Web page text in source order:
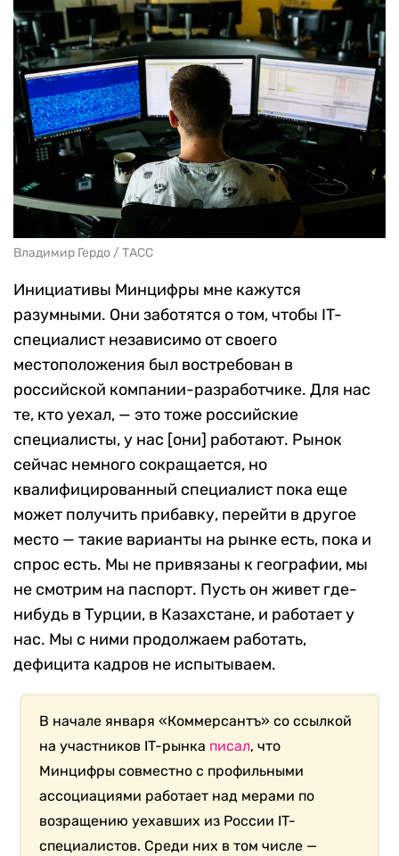
Владимир Гердо / ТАСС
Инициативы Минцифры мне кажутся
разумными. Они заботятся о том, чтобы IT-
специалист независимо от своего
местоположения был востребован в
российской компании-разработчике. Для нас
те, кто уехал, — это тоже российские
специалисты, у нас [они] работают. Рынок
сейчас немного сокращается, но
квалифицированный специалист пока еще
может получить прибавку, перейти в другое
место — такие варианты на рынке есть, пока и
спрос есть. Мы не привязаны к географии, мы
не смотрим на паспорт. Пусть он живет где-
нибудь в Турции, в Казахстане, и работает у
нас. Мы с ними продолжаем работать,
дефицита кадров не испытываем.
В начале января «Коммерсантъ» со ссылкой
на участников IT-рынка писал, что
Минцифры совместно с профильными
ассоциациями работает над мерами по
возращению уехавших из России IT-
специалистов. Среди них в том числе —